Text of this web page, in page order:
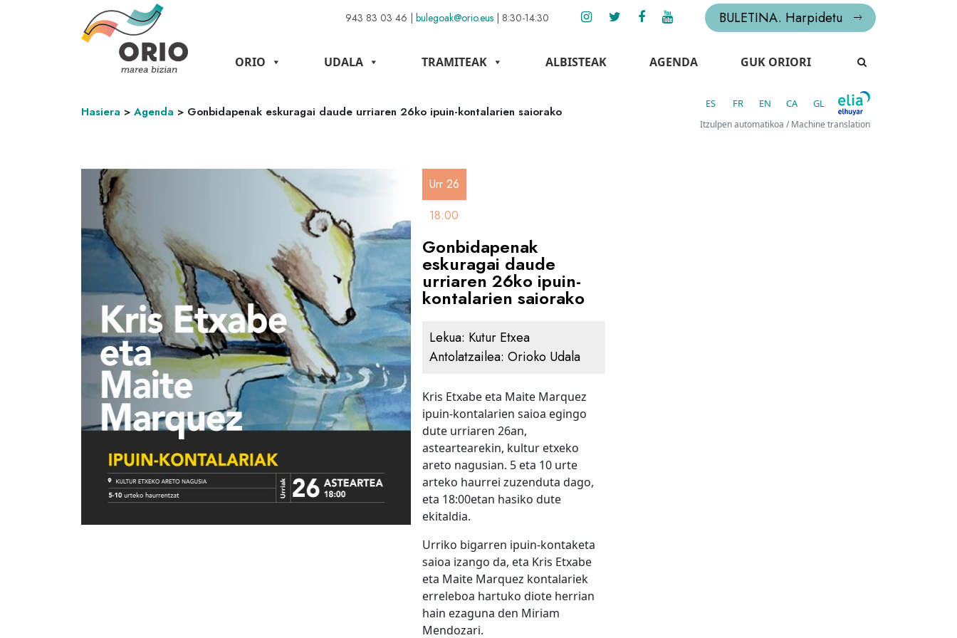
943 83 03 46 | bulegoak@orio.eus | 8:30-14:30 BULETINA. Harpidetu
ORIO UDALA TRAMITEAK ALBISTEAK AGENDA GUK ORIORI
Hasiera > Agenda > Gonbidapenak eskuragai daude urriaren 26ko ipuin-kontalarien saiorako
ES FR EN CA GL
Itzulpen automatikoa / Machine translation
Urr 26
18:00
Gonbidapenak
eskuragai daude
urriaren 26ko ipuin-
kontalarien saiorako
Lekua: Kutur Etxea
Antolatzailea: Orioko Udala
Kris Etxabe eta Maite Marquez
ipuin-kontalarien saioa egingo
dute urriaren 26an,
asteartearekin, kultur etxeko
areto nagusian. 5 eta 10 urte
arteko haurrei zuzenduta dago,
eta 18:00etan hasiko dute
ekitaldia.
Urriko bigarren ipuin-kontaketa
saioa izango da, eta Kris Etxabe
eta Maite Marquez kontalariek
erreleboa hartuko diote herrian
hain ezaguna den Miriam
Mendozari.